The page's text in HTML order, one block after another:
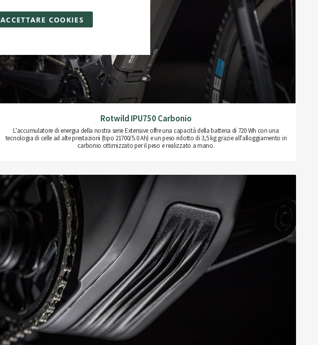
ACCETTARE COOKIES
Rotwild IPU750 Carbonio
L'accumulatore di energia della nostra serie Extensive offre una capacità della batteria di 720 Wh con una
tecnologia di celle ad alte prestazioni (tipo 21700/5.0 Ah) e un peso ridotto di 3,5 kg grazie all'alloggiamento in
carbonio ottimizzato per il peso e realizzato a mano.